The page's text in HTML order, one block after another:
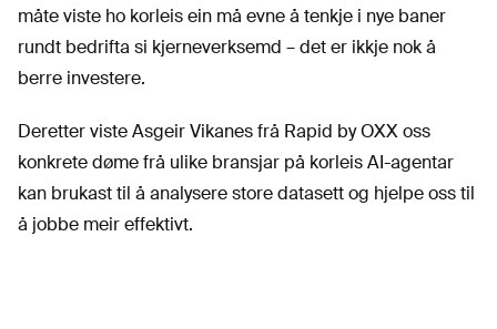
måte viste ho korleis ein må evne å tenkje i nye baner
rundt bedrifta si kjerneverksemd – det er ikkje nok å
berre investere.
Deretter viste Asgeir Vikanes frå Rapid by OXX oss
konkrete døme frå ulike bransjar på korleis AI-agentar
kan brukast til å analysere store datasett og hjelpe oss til
å jobbe meir effektivt.